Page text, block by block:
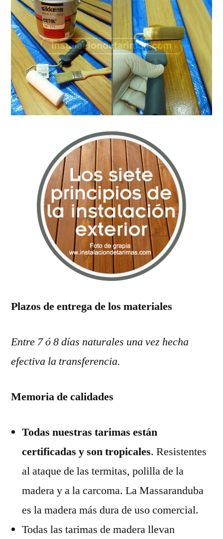
Plazos de entrega de los materiales
Entre 7 ó 8 días naturales una vez hecha
efectiva la transferencia.
Memoria de calidades
Todas nuestras tarimas están
certificadas y son tropicales. Resistentes
al ataque de las termitas, polilla de la
madera y a la carcoma. La Massaranduba
es la madera más dura de uso comercial.
Todas las tarimas de madera llevan